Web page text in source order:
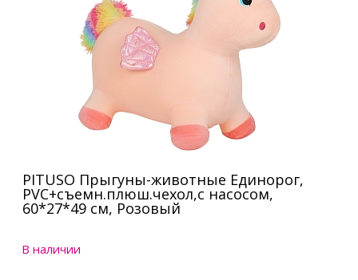
PITUSO Прыгуны-животные Единорог,
PVC+съемн.плюш.чехол,с насосом,
60*27*49 см, Розовый
В наличии